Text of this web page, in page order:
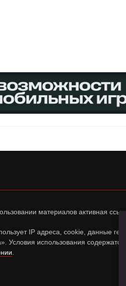
материалов активная
IP адреса, cookie, данные
Условия использования содержатся